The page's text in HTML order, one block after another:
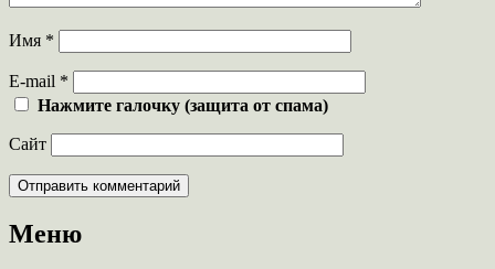
Имя *
E-mail *
Нажмите галочку (защита от спама)
Сайт
Меню